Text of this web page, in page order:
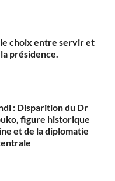
le choix entre servir et
présidence.
: Disparition du Dr
figure historique
et de la diplomatie